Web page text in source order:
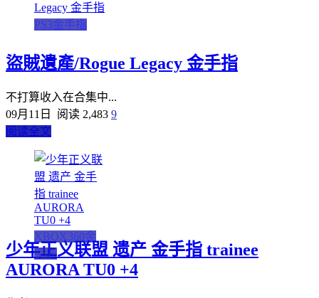
PS3金手指
盜賊遺產/Rogue Legacy 金手指
不打算收入在合集中...
09月11日
阅读 2,483 9
阅读全文
XBOX360金
手指
少年正义联盟 遗产 金手指 trainee
AURORA TU0 +4